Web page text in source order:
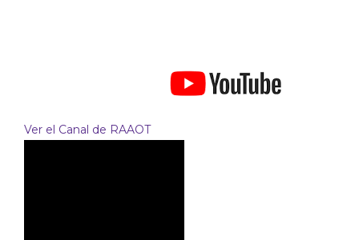
Ver el Canal de RAAOT